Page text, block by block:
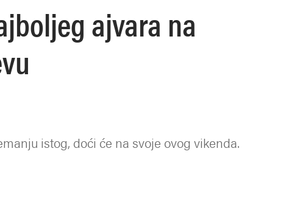
ajvara na
istog, doći će na svoje ovog vikenda.